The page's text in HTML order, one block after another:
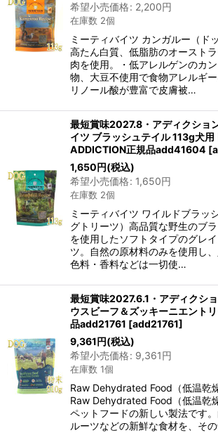
希望小売価格: 2,200円
在庫数 2個
ミーティバイツ カンガルー（ド
高たん白質、低脂肪のオースト
肉を使用。・低アレルゲンのカ
物、大豆不使用で食物アレルギ
リノール酸が豊富で皮膚被…
最短賞味2027.8・アディクショ
イツ ブラッシュテイル 113g犬用
ADDICTION正規品add41604 [
1,650円(税込)
希望小売価格: 1,650円
在庫数 2個
ミーティバイツ ワイルドブラッ
グトリーツ）高品質な野生のブ
を使用したソフトタイプのグレ
ツ。自然の原材料のみを使用し
色料・香料などは一切使…
最短賞味2027.6.1・アディクシ
ウスビーフ＆ズッキーニエント
品add21761 [add21761]
9,361円(税込)
希望小売価格: 9,361円
在庫数 1個
Raw Dehydrated Food（低温乾
Raw Dehydrated Food（低温乾
ペットフードの新しい製法です
ルーツなどの新鮮な食材を、そ